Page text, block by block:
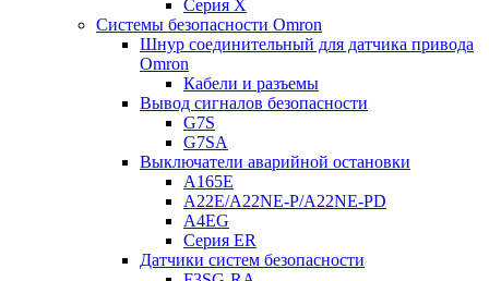
Серия X
Системы безопасности Omron
Шнур соединительный для датчика привода
Omron
Кабели и разъемы
Вывод сигналов безопасности
G7S
G7SA
Выключатели аварийной остановки
A165E
A22E/A22NE-P/A22NE-PD
A4EG
Серия ER
Датчики систем безопасности